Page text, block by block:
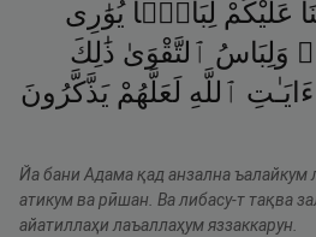
عَلَيْكُمْ لِبَاسًۭا يُوَٰرِى
وَلِبَاسُ ٱلتَّقْوَىٰ ذَٰلِكَ
ءَايَـٰتِ ٱللَّهِ لَعَلَّهُمْ يَذَّكَّرُونَ
Йа бани Адама қад анзална ъалайкум
атикум ва рӣшан. Ва либасу-т тақва
айатиллаҳи лаъаллаҳум яззаккарун.